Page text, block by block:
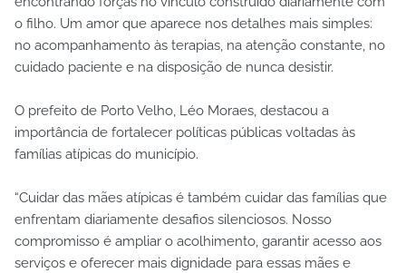
o filho. Um amor que aparece nos detalhes mais simples:
no acompanhamento às terapias, na atenção constante, no
cuidado paciente e na disposição de nunca desistir.
O prefeito de Porto Velho, Léo Moraes, destacou a
importância de fortalecer políticas públicas voltadas às
famílias atípicas do município.
“Cuidar das mães atípicas é também cuidar das famílias que
enfrentam diariamente desafios silenciosos. Nosso
compromisso é ampliar o acolhimento, garantir acesso aos
serviços e oferecer mais dignidade para essas mães e